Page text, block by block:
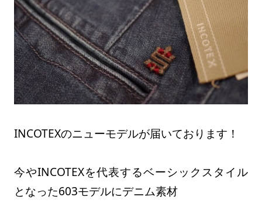
INCOTEXのニューモデルが届いております！
今やINCOTEXを代表するベーシックスタイル
となった603モデルにデニム素材